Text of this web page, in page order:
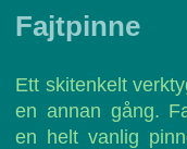
Fajtpinne
Ett skitenkelt
en annan gång.
en helt vanlig